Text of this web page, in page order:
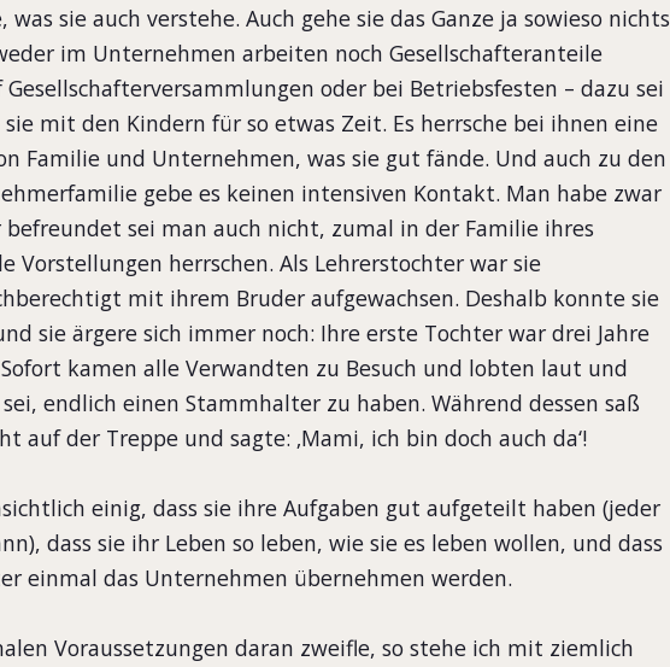
sie auch verstehe. Auch gehe sie das Ganze ja sowieso nichts
im Unternehmen arbeiten noch Gesellschafteranteile
oder bei Betriebsfesten – dazu sei
mit den Kindern für so etwas Zeit. Es herrsche bei ihnen eine
Familie und Unternehmen, was sie gut fände. Und auch zu den
gebe es keinen intensiven Kontakt. Man habe zwar
sei man auch nicht, zumal in der Familie ihres
Vorstellungen herrschen. Als Lehrerstochter war sie
mit ihrem Bruder aufgewachsen. Deshalb konnte sie
sie ärgere sich immer noch: Ihre erste Tochter war drei Jahre
kamen alle Verwandten zu Besuch und lobten laut und
endlich einen Stammhalter zu haben. Während dessen saß
auf der Treppe und sagte: ‚Mami, ich bin doch auch da‘!
einig, dass sie ihre Aufgaben gut aufgeteilt haben (jeder
dass sie ihr Leben so leben, wie sie es leben wollen, und dass
einmal das Unternehmen übernehmen werden.
Voraussetzungen daran zweifle, so stehe ich mit ziemlich